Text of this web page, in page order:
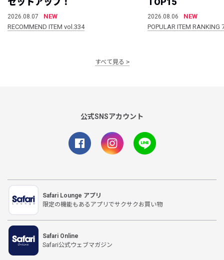
2026.08.07
NEW
RECOMMEND ITEM vol.334
2026.08.06
NEW
POPULAR ITEM
すべて見る
公式SNSアカウント
Safari Lounge アプリ
限定の機能もあるアプリでサクサクお買い物
Safari Online
Safari公式ウェブマガジン